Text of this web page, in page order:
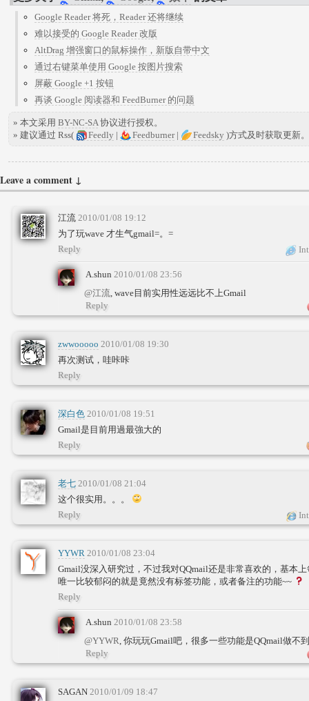
Google Reader 将死，Reader 还将继续
难以接受的 Google Reader 改版
AltDrag 增强窗口的鼠标操作，新版自带中文
通过右键菜单使用 Google 按图片搜索
屏蔽 Google +1 按钮
再谈 Google 阅读器和 FeedBurner 的问题
» 本文采用 BY-NC-SA协议进行授权。
» 建议通过 Rss(
Feedly | Feedburner| Feedsky )方式及时获取更新。
Leave a comment ↓
江流 2010/01/08 19:12
为了玩wave 才生气gmail=。=
Reply
A.shun 2010/01/08 23:56
@江流, wave目前实用性远远比不上Gmail
Reply
zwwooooo 2010/01/08 19:30
再次测试，哇咔咔
Reply
深白色 2010/01/08 19:51
Gmail是目前用過最強大的
Reply
老七 2010/01/08 21:04
这个很实用。。。
Reply
YYWR 2010/01/08 23:04
Gmail没深入研究过，不过我对QQmail还是非常喜欢的，基本
唯一比较郁闷的就是竟然没有标签功能，或者备注的功能~~
Reply
A.shun 2010/01/08 23:58
@YYWR, 你玩玩Gmail吧，很多一些功能是QQmail做不
Reply
SAGAN 2010/01/09 18:47